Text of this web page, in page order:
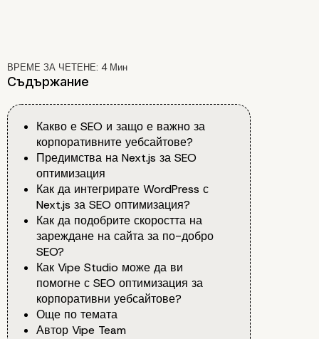
ВРЕМЕ ЗА ЧЕТЕНЕ: 4Мин
Съдържание
Какво е SEO и защо е важно за
корпоративните уебсайтове?
Предимства на Next.js за SEO
оптимизация
Как да интегрирате WordPress с
Next.js за SEO оптимизация?
Как да подобрите скоростта на
зареждане на сайта за по-добро
SEO?
Как Vipe Studio може да ви
помогне с SEO оптимизация за
корпоративни уебсайтове?
Още по темата
Автор Vipe Team